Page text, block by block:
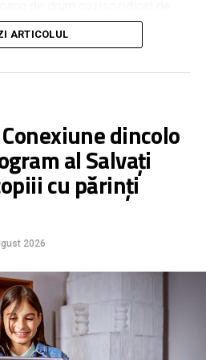
TV a propus montarea unor
impactante și cu imagini reale
este una bună, dar nu simplu
ARTICOLUL
dincolo
al Salvați
cu părinți
2026